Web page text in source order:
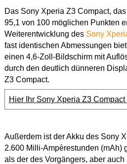
Das Sony Xperia Z3 Compact,
95,1 von 100 möglichen Punkten
Weiterentwicklung des Sony
fast identischen Abmessungen
einen 4,6-Zoll-Bildschirm mit
durch den deutlich dünneren
Z3 Compact.
Hier Ihr Sony Xperia Z3
Außerdem ist der Akku des Sony
2.600 Milli-Ampèrestunden (mAh)
als der des Vorgängers, aber